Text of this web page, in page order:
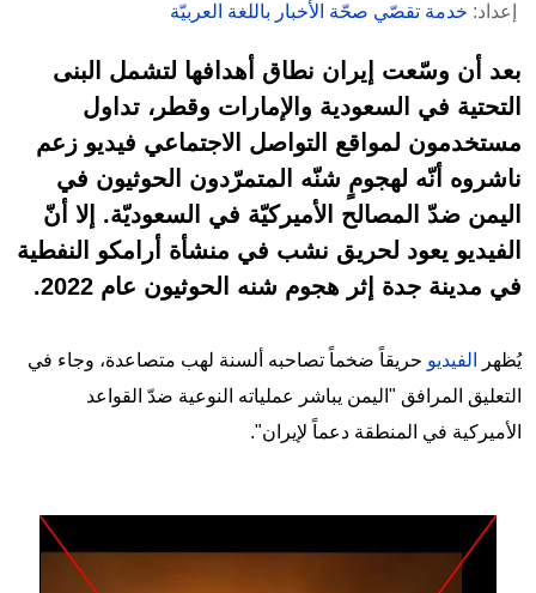
إعداد: خدمة تقصّي صحّة الأخبار باللغة العربيّة
بعد أن وسّعت إيران نطاق أهدافها لتشمل البنى
التحتية في السعودية والإمارات وقطر، تداول
مستخدمون لمواقع التواصل الاجتماعي فيديو زعم
ناشروه أنّه لهجومٍ شنّه المتمرّدون الحوثيون في
اليمن ضدّ المصالح الأميركيّة في السعوديّة. إلا أنّ
الفيديو يعود لحريق نشب في منشأة أرامكو النفطية
في مدينة جدة إثر هجوم شنه الحوثيون عام 2022.
يُظهر الفيديو حريقاً ضخماً تصاحبه ألسنة لهب متصاعدة، وجاء في
التعليق المرافق "اليمن يباشر عملياته النوعية ضدّ القواعد
الأميركية في المنطقة دعماً لإيران".
Image